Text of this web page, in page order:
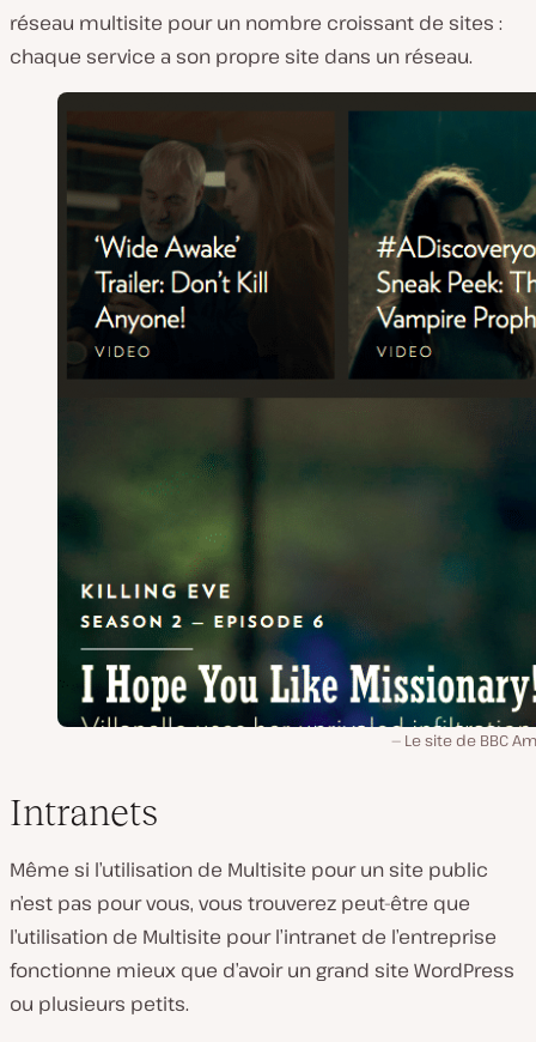
réseau multisite pour un nombre croissant de sites :
chaque service a son propre site dans un réseau.
Le site de BBC
Intranets
Même si l’utilisation de Multisite pour un site public
n’est pas pour vous, vous trouverez peut-être que
l’utilisation de Multisite pour l’intranet de l’entreprise
fonctionne mieux que d’avoir un grand site WordPress
ou plusieurs petits.